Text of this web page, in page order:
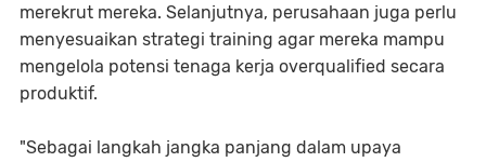
merekrut mereka. Selanjutnya, perusahaan juga perlu
menyesuaikan strategi training agar mereka mampu
mengelola potensi tenaga kerja overqualified secara
produktif.
"Sebagai langkah jangka panjang dalam upaya